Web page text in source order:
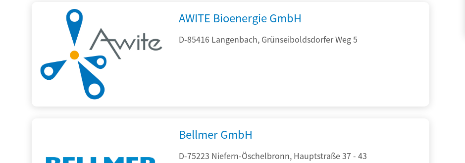
AWITE Bioenergie GmbH
D-85416 Langenbach, Grünseiboldsdorfer Weg 5
Bellmer GmbH
D-75223 Niefern-Öschelbronn, Hauptstraße 37 - 43